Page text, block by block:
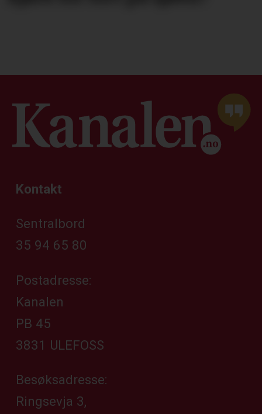
Kontakt
Sentralbord
35 94 65 80
Postadresse:
Kanalen
PB 45
3831 ULEFOSS
Besøksadresse:
Ringsevja 3,